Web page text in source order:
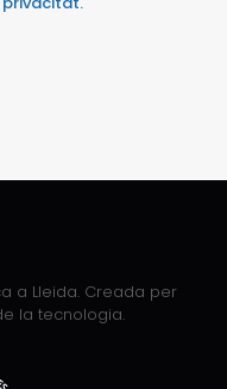
a Lleida. Creada per
la tecnologia.